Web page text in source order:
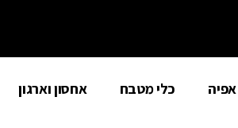
כלי מטבח אחסון וארגון